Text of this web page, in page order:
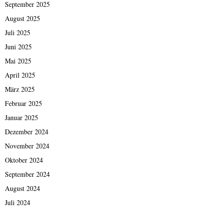
September 2025
August 2025
Juli 2025
Juni 2025
Mai 2025
April 2025
März 2025
Februar 2025
Januar 2025
Dezember 2024
November 2024
Oktober 2024
September 2024
August 2024
Juli 2024